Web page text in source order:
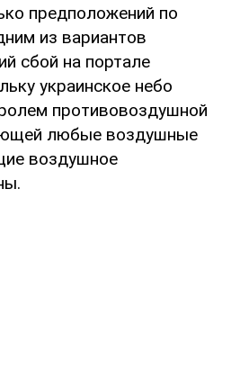
предположений по
из вариантов
сбой на портале
украинское небо
противовоздушной
любые воздушные
воздушное